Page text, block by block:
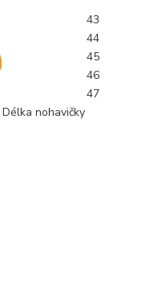
43
44
45
46
47
Délka nohavičky